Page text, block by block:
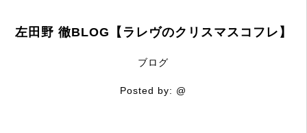
左田野 徹BLOG【ラレヴのクリスマスコフレ】
ブログ
Posted by: @